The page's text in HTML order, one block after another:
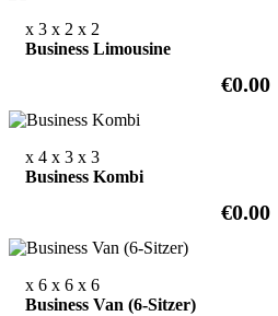
x 3 x 2 x 2
Business Limousine
€0.00
x 4 x 3 x 3
Business Kombi
€0.00
x 6 x 6 x 6
Business Van (6-Sitzer)